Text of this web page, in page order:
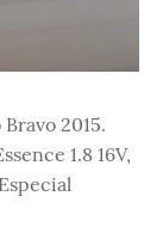
2015.
1.8 16V,